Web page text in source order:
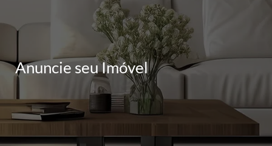
Anuncie seu Imóvel